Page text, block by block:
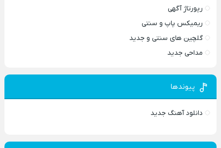
رپورتاژ آگهی
ریمیکس پاپ و سنتی
گلچین های سنتی و جدید
مداحی جدید
پیوندها
دانلود آهنگ جدید